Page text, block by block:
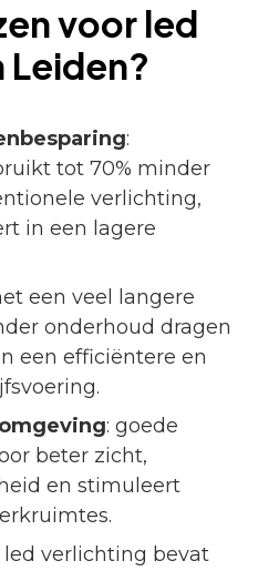
voor led
:
tot 70% minder
verlichting,
in een lagere
een veel langere
onderhoud dragen
een efficiëntere en
: goede
beter zicht,
en stimuleert
led verlichting bevat